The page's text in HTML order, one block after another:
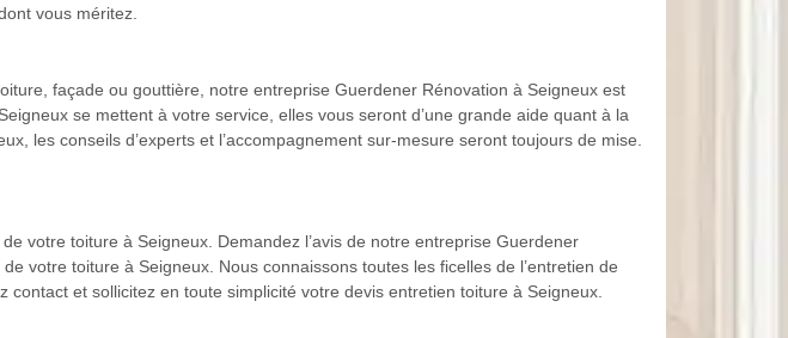
vous méritez.
façade ou gouttière, notre entreprise Guerdener Rénovation à Seigneux est
se mettent à votre service, elles vous seront d’une grande aide quant à la
les conseils d’experts et l’accompagnement sur-mesure seront toujours de mise.
votre toiture à Seigneux. Demandez l’avis de notre entreprise Guerdener
votre toiture à Seigneux. Nous connaissons toutes les ficelles de l’entretien de
et sollicitez en toute simplicité votre devis entretien toiture à Seigneux.